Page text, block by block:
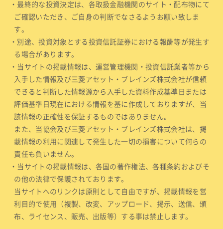
・最終的な投資決定は、各取扱金融機関のサイト・配布物にて
ご確認いただき、ご自身の判断でなさるようお願い致しま
す。
・別途、投資対象とする投資信託証券における報酬等が発生す
る場合があります。
・当サイトの掲載情報は、運営管理機関・投資信託業者等から
入手した情報及び三菱アセット・ブレインズ株式会社が信頼
できると判断した情報源から入手した資料作成基準日または
評価基準日現在における情報を基に作成しておりますが、当
該情報の正確性を保証するものではありません。
また、当協会及び三菱アセット・ブレインズ株式会社は、掲
載情報の利用に関連して発生した一切の損害について何らの
責任も負いません。
・当サイトの掲載情報は、各国の著作権法、各種条約およびそ
の他の法律で保護されております。
当サイトへのリンクは原則として自由ですが、掲載情報を営
利目的で使用（複製、改変、アップロード、掲示、送信、頒
布、ライセンス、販売、出版等）する事は禁止します。